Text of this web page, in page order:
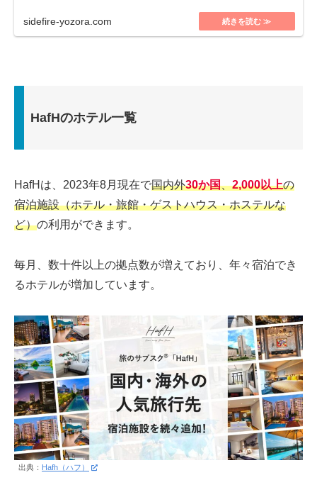
sidefire-yozora.com
HafHのホテル一覧
HafHは、2023年8月現在で国内外30か国、2,000以上の
宿泊施設（ホテル・旅館・ゲストハウス・ホステルな
ど）の利用ができます。
毎月、数十件以上の拠点数が増えており、年々宿泊でき
るホテルが増加しています。
出典： Hafh（ハフ）